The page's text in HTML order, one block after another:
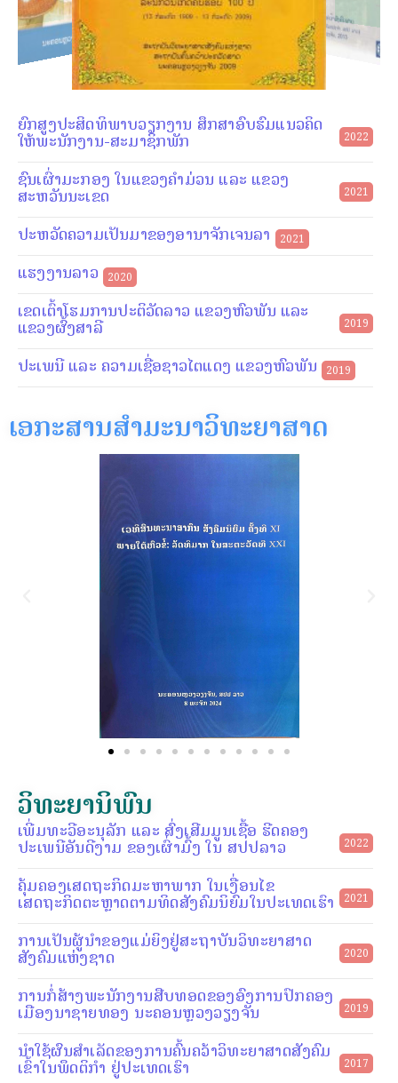
ຍົກສູງປະສິດທິພາບວຽກງານ ສຶກສາອົບຮົມແນວຄິດ
ໃຫ້ພະນັກງານ-ສະມາຊິກພັກ 2022
ຊົນເຜົ່າມະກອງ ໃນແຂວງຄຳມ່ວນ ແລະ ແຂວງ
ສະຫວັນນະເຂດ 2021
ປະຫວັດຄວາມເປັນມາຂອງອານາຈັກເຈນລາ 2021
ແຮງງານລາວ 2020
ເຂດເຕົ້າໂຮມການປະຕິວັດລາວ ແຂວງຫົວພັນ ແລະ
ແຂວງຜົ້ງສາລີ 2019
ປະເພນີ ແລະ ຄວາມເຊື່ອຊາວໄຕແດງ ແຂວງຫົວພັນ 2019
ເອກະສານສຳມະນາວິທະຍາສາດ
ວິທະຍານິພົນ
ເພີ່ມທະວີອະນຸລັກ ແລະ ສົ່ງເສີມມູນເຊື້ອ ຮີດຄອງ
ປະເພນີອັນດີງາມ ຂອງເຜົ່າມົ້ງ ໃນ ສປປລາວ 2022
ຄຸ້ມຄອງເສດຖະກິດມະຫາພາກ ໃນເງື່ອນໄຂ
ເສດຖະກິດຕະຫຼາດຕາມທິດສັງຄົມນິຍົມໃນປະເທດເຮົາ 2021
ການເປັນຜູ້ນຳຂອງແມ່ຍິງຢູ່ສະຖາບັນວິທະຍາສາດ
ສັງຄົມແຫ່ງຊາດ 2020
ການກໍ່ສ້າງພະນັກງານສືບທອດຂອງອົງການປົກຄອງ
ເມືອງນາຊາຍທອງ ນະຄອນຫຼວງວຽງຈັນ 2019
ນຳໃຊ້ຜົນສຳເລັດຂອງການຄົ້ນຄວ້າວິທະຍາສາດສັງຄົມ
ເຂົ້າໃນພຶດຕິກຳ ຢູ່ປະເທດເຮົາ 2017